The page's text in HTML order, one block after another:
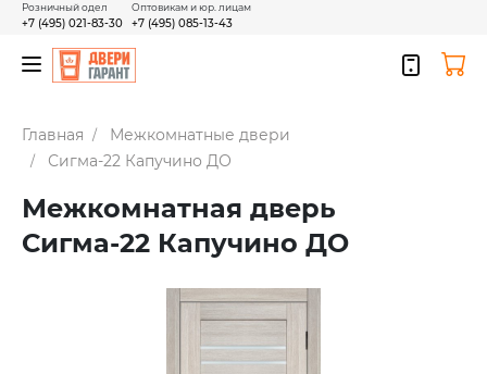
Розничный одел
+7 (495) 021-83-30
Оптовикам и юр. лицам
+7 (495) 085-13-43
Главная
Межкомнатные двери
Сигма-22 Капучино ДО
Межкомнатная дверь
Сигма-22 Капучино ДО